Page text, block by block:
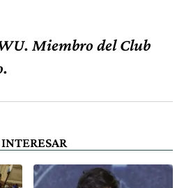
Miembro del Club